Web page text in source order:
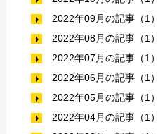
2022年09月の記事（1）
2022年08月の記事（1）
2022年07月の記事（1）
2022年06月の記事（1）
2022年05月の記事（1）
2022年04月の記事（1）